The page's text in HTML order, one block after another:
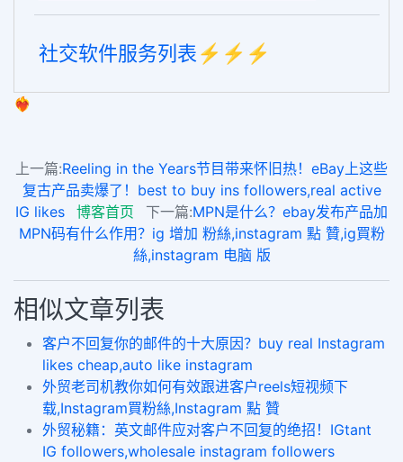
社交软件服务列表⚡️⚡️⚡️
❤️‍🔥
上一篇:Reeling in the Years节目带来怀旧热！eBay上这些
复古产品卖爆了！best to buy ins followers,real active
IG likes
博客首页 下一篇:MPN是什么？ebay发布产品加
MPN码有什么作用？ig 增加 粉絲,instagram 點 贊,ig買粉
絲,instagram 电脑 版
相似文章列表
客户不回复你的邮件的十大原因？buy real Instagram
likes cheap,auto like instagram
外贸老司机教你如何有效跟进客户reels短视频下
载,Instagram買粉絲,Instagram 點 贊
外贸秘籍：英文邮件应对客户不回复的绝招！IGtant
IG followers,wholesale instagram followers